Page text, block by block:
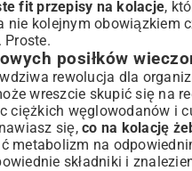
wieczór
fit przepisy na kolacje,
kolejnym obowiązkiem
Proste.
posiłków
rewolucja dla
wreszcie skupić się na
ciężkich węglowodanów i
się, co na kolację
metabolizm na
składniki i